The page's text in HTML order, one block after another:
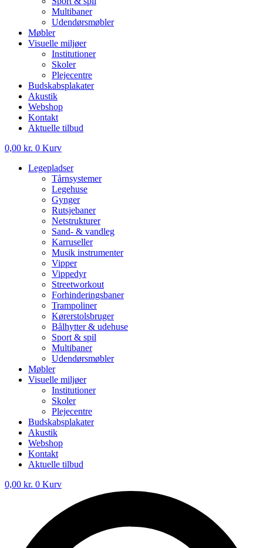
Multibaner
Udendørsmøbler
Møbler
Visuelle miljøer
Institutioner
Skoler
Plejecentre
Budskabsplakater
Akustik
Webshop
Kontakt
Aktuelle tilbud
0,00 kr. 0 Kurv
Legepladser
Tårnsystemer
Legehuse
Gynger
Rutsjebaner
Netstrukturer
Sand- & vandleg
Karruseller
Musik instrumenter
Vipper
Vippedyr
Streetworkout
Forhinderingsbaner
Trampoliner
Kørerstolsbruger
Bålhytter & udehuse
Sport & spil
Multibaner
Udendørsmøbler
Møbler
Visuelle miljøer
Institutioner
Skoler
Plejecentre
Budskabsplakater
Akustik
Webshop
Kontakt
Aktuelle tilbud
0,00 kr. 0 Kurv